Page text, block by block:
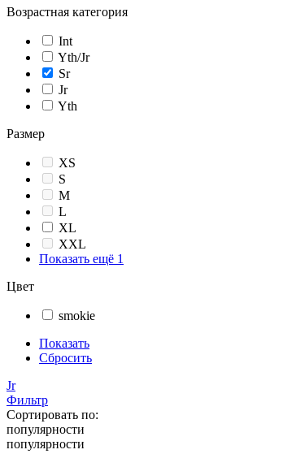
Возрастная категория
Int
Yth/Jr
Sr
Jr
Yth
Размер
XS
S
M
L
XL
XXL
Показать ещё 1
Цвет
smokie
Показать
Сбросить
Jr
Фильтр
Сортировать по:
популярности
популярности